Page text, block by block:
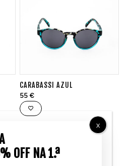
CARABASSI AZUL
55 €
X